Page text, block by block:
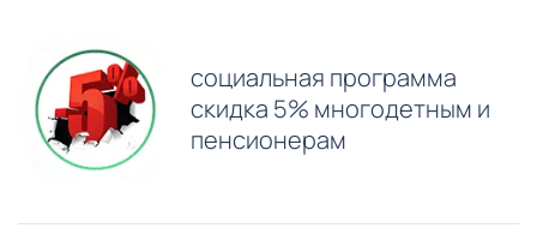
⁠социальная программа
скидка 5% многодетным и
пенсионерам